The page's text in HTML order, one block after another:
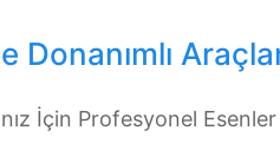
İçin Profesyonel